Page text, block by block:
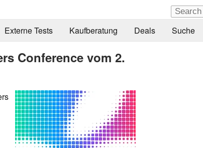
Externe Tests Kaufberatung Deals Suche
Conference vom 2.